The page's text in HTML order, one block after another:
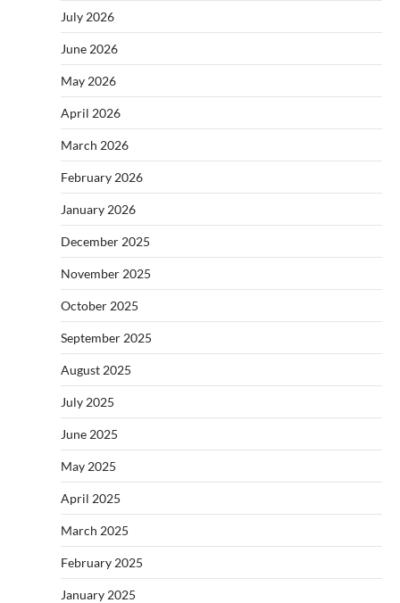
July 2026
June 2026
May 2026
April 2026
March 2026
February 2026
January 2026
December 2025
November 2025
October 2025
September 2025
August 2025
July 2025
June 2025
May 2025
April 2025
March 2025
February 2025
January 2025